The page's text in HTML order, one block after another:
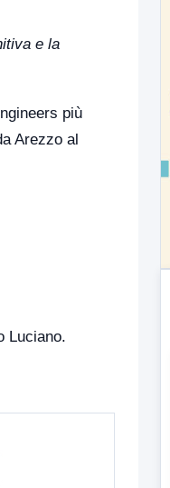
e la
più
Arezzo al
Luciano.